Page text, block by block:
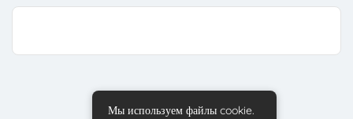
Мы используем файлы cookie.